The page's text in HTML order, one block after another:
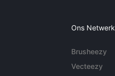
Ons Netwerk
Brusheezy
Vecteezy